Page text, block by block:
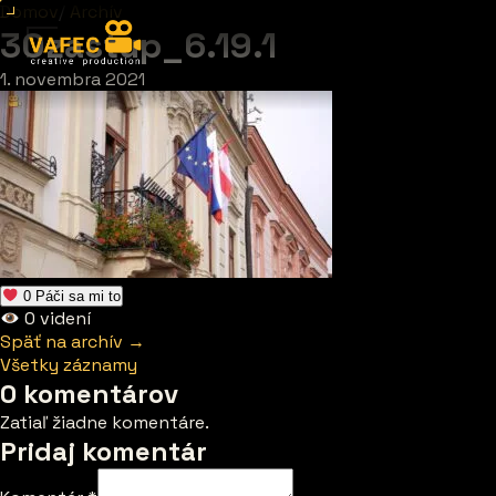
Domov Archív
30zastup_6.19.1
1. novembra 2021
0 Páči sa mi to
0 videní
Späť na archív →
Všetky záznamy
0 komentárov
Zatiaľ žiadne komentáre.
Pridaj komentár